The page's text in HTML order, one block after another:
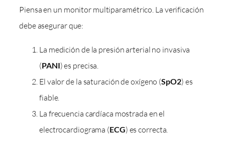
Piensa en un monitor multiparamétrico. La verificación
debe asegurar que:
La medición de la presión arterial no invasiva
(PANI) es precisa.
El valor de la saturación de oxígeno (SpO2) es
fiable.
La frecuencia cardíaca mostrada en el
electrocardiograma (ECG) es correcta.